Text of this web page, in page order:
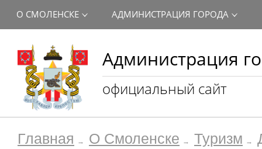
Администрация
официальный сайт
О СМОЛЕНСКЕ АДМИНИСТРАЦИЯ ГОРОДА
Главная О Смоленске Туризм